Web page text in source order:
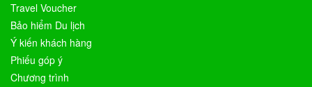
Travel Voucher
Bảo hiểm Du lịch
Ý kiến khách hàng
Phiếu góp ý
Chương trình